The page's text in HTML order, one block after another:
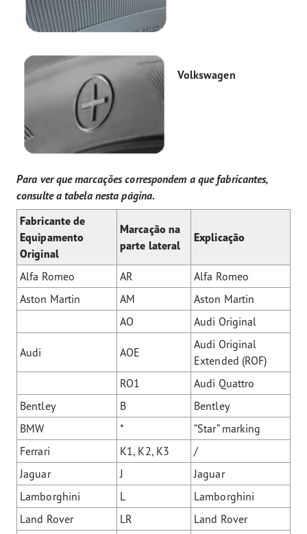
Volkswagen
Para ver que marcações correspondem a que fabricantes,
consulte a tabela nesta página.
Fabricante de
Equipamento
Original
Marcação na
parte lateral
Explicação
Alfa Romeo AR
Alfa Romeo
Aston Martin
AM
Aston Martin
AO
Audi Original
Audi AOE
Audi Original
Extended (ROF)
RO1
Audi Quattro
Bentley
B
Bentley
BMW
*
“Star” marking
Ferrari
K1, K2, K3
/
Jaguar
J
Jaguar
Lamborghini
L
Lamborghini
Land Rover
LR
Land Rover